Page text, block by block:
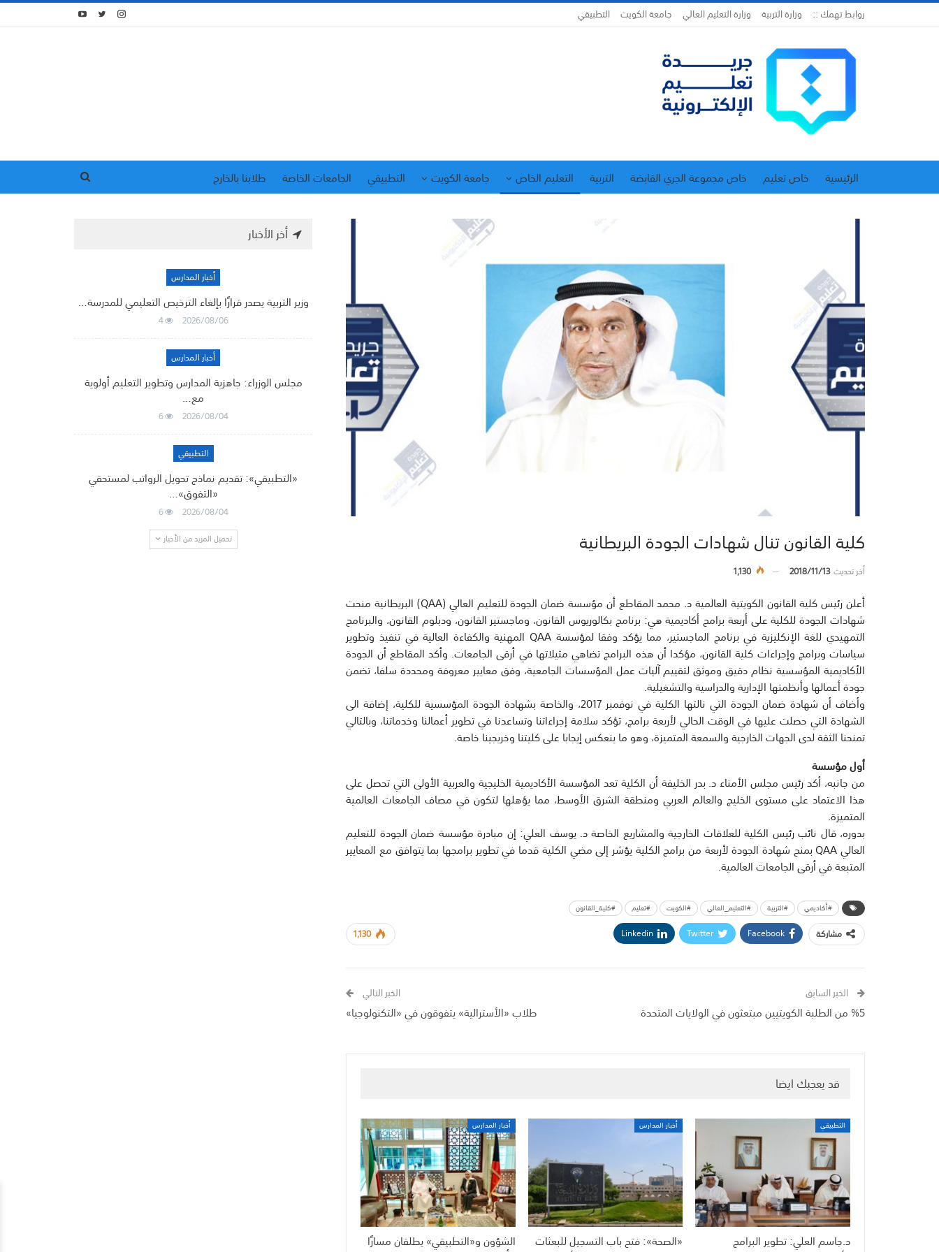
روابط تهمك :: وزارة التربية وزارة التعليم العالي جامعة الكويت التطبيقي
الرئيسية خاص تعليم خاص مجموعة الجري القابضة التربية التعليم الخاص جامعة الكويت التطبيقي الجامعات الخاصة
طلابنا بالخارج
كلية القانون تنال شهادات الجودة البريطانية
أخر تحديث2018/11/13
1,130
أعلن رئيس كلية القانون الكويتية العالمية د. محمد المقاطع أن مؤسسة ضمان الجودة للتعليم العالي (QAA) البريطانية منحت
شهادات الجودة للكلية على أربعة برامج أكاديمية هي: برنامج بكالوريوس القانون، وماجستير القانون، ودبلوم القانون، والبرنامج
التمهيدي للغة الإنكليزية في برنامج الماجستير، مما يؤكد وفقا لمؤسسة QAA المهنية والكفاءة العالية في تنفيذ وتطوير
سياسات وبرامج وإجراءات كلية القانون، مؤكدا أن هذه البرامج تضاهي مثيلاتها في أرقى الجامعات. وأكد المقاطع أن الجودة
الأكاديمية المؤسسية نظام دقيق وموثق لتقييم آليات عمل المؤسسات الجامعية، وفق معايير معروفة ومحددة سلفا، تضمن
جودة أعمالها وأنظمتها الإدارية والدراسية والتشغيلية.
وأضاف أن شهادة ضمان الجودة التي نالتها الكلية في نوفمبر 2017، والخاصة بشهادة الجودة المؤسسية للكلية، إضافة الى
الشهادة التي حصلت عليها في الوقت الحالي لأربعة برامج، تؤكد سلامة إجراءاتنا وتساعدنا في تطوير أعمالنا وخدماتنا، وبالتالي
تمنحنا الثقة لدى الجهات الخارجية والسمعة المتميزة، وهو ما ينعكس إيجابا على كليتنا وخريجينا خاصة.
أول مؤسسة
من جانبه، أكد رئيس مجلس الأمناء د. بدر الخليفة أن الكلية تعد المؤسسة الأكاديمية الخليجية والعربية الأولى التي تحصل على
هذا الاعتماد على مستوى الخليج والعالم العربي ومنطقة الشرق الأوسط، مما يؤهلها لتكون في مصاف الجامعات العالمية
المتميزة.
بدوره، قال نائب رئيس الكلية للعلاقات الخارجية والمشاريع الخاصة د. يوسف العلي: إن مبادرة مؤسسة ضمان الجودة للتعليم
العالي QAA بمنح شهادة الجودة لأربعة من برامج الكلية يؤشر إلى مضي الكلية قدما في تطوير برامجها بما يتوافق مع المعايير
المتبعة في أرقى الجامعات العالمية.
#أكاديمي #التربية #التعليم_العالي #الكويت #تعليم #كلية_القانون
1,130 مشاركة Facebook
Twitter
Linkedin
الخبر السابق
%5 من الطلبة الكويتيين مبتعثون في الولايات المتحدة
الخبر التالي
طلاب «الأسترالية» يتفوقون في «التكنولوجيا»
قد يعجبك ايضا
التطبيقي
د.جاسم العلي: تطوير البرامج
أخبار المدارس
«الصحة»: فتح باب التسجيل للبعثات
أخبار المدارس
الشؤون و«التطبيقي» يطلقان مسارًا
أخر الأخبار
أخبار المدارس
وزير التربية يصدر قرارًا بإلغاء الترخيص التعليمي للمدرسة…
2026/08/06
4
أخبار المدارس
مجلس الوزراء: جاهزية المدارس وتطوير التعليم أولوية
مع…
2026/08/04
6
التطبيقي
«التطبيقي»: تقديم نماذج تحويل الرواتب لمستحقي
«التفوق»…
2026/08/04
6
تحميل المزيد من الأخبار